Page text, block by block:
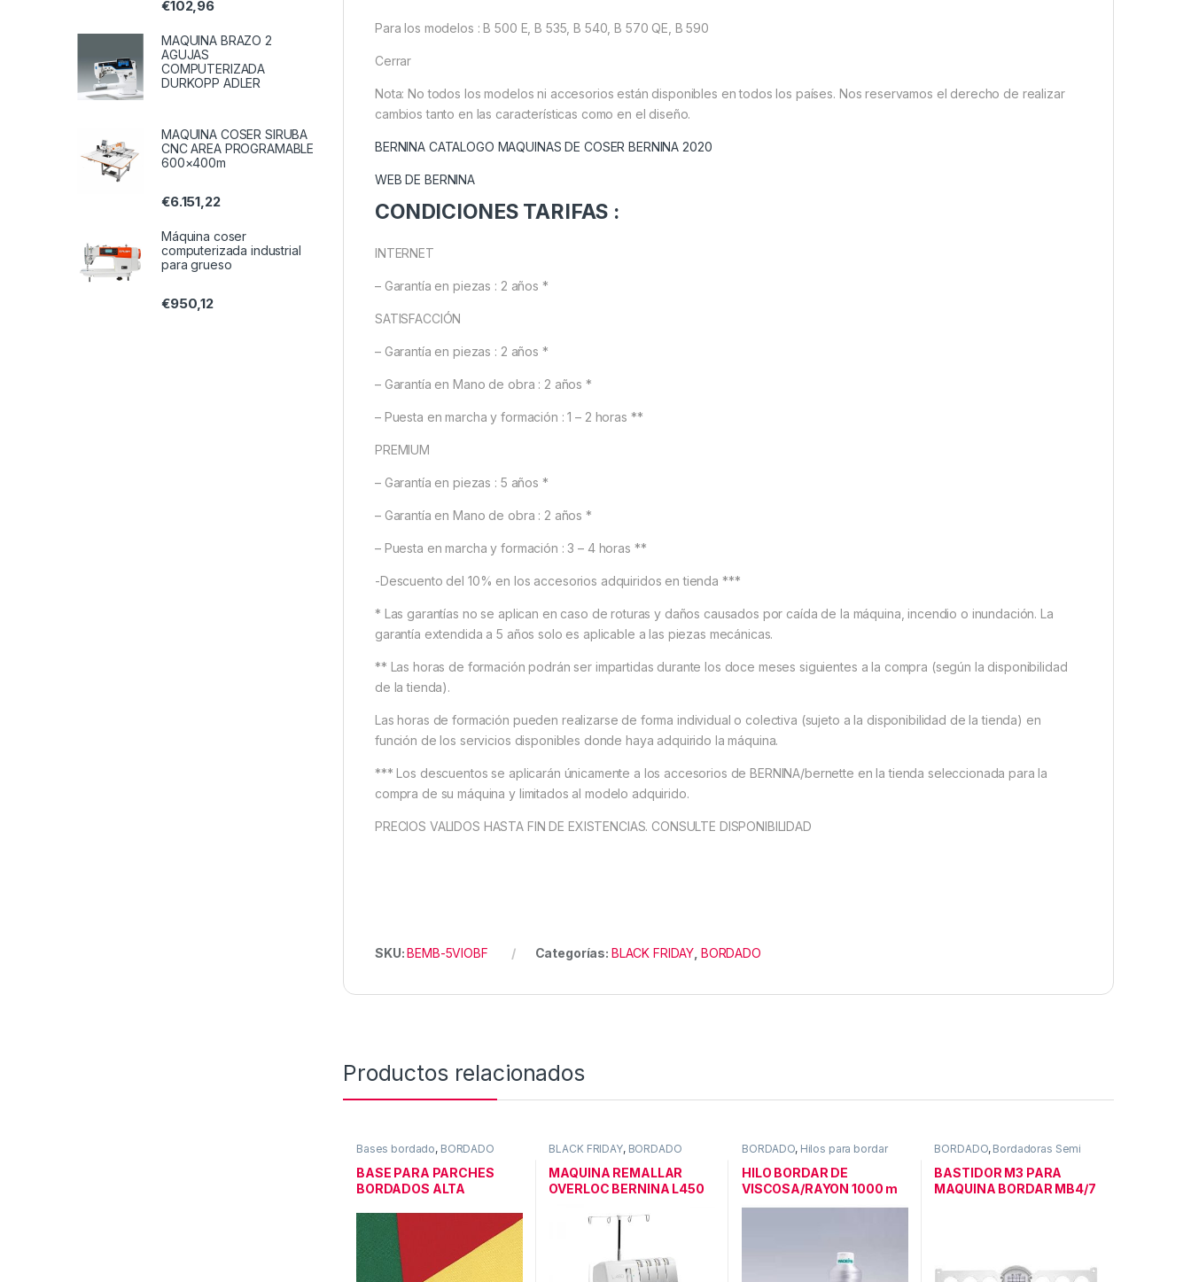
Para los modelos : B 500 E, B 535, B 540, B 570 QE, B 590
Cerrar
Nota: No todos los modelos ni accesorios están disponibles en todos los países. Nos reservamos el derecho de realizar
cambios tanto en las características como en el diseño.
BERNINA CATALOGO MAQUINAS DE COSER BERNINA 2020
WEB DE BERNINA
CONDICIONES TARIFAS :
INTERNET
– Garantía en piezas : 2 años *
SATISFACCIÓN
– Garantía en piezas : 2 años *
– Garantía en Mano de obra : 2 años *
– Puesta en marcha y formación : 1 – 2 horas **
PREMIUM
– Garantía en piezas : 5 años *
– Garantía en Mano de obra : 2 años *
– Puesta en marcha y formación : 3 – 4 horas **
-Descuento del 10% en los accesorios adquiridos en tienda ***
* Las garantías no se aplican en caso de roturas y daños causados por caída de la máquina, incendio o inundación. La
garantía extendida a 5 años solo es aplicable a las piezas mecánicas.
** Las horas de formación podrán ser impartidas durante los doce meses siguientes a la compra (según la disponibilidad
de la tienda).
Las horas de formación pueden realizarse de forma individual o colectiva (sujeto a la disponibilidad de la tienda) en
función de los servicios disponibles donde haya adquirido la máquina.
*** Los descuentos se aplicarán únicamente a los accesorios de BERNINA/bernette en la tienda seleccionada para la
compra de su máquina y limitados al modelo adquirido.
PRECIOS VALIDOS HASTA FIN DE EXISTENCIAS. CONSULTE DISPONIBILIDAD
SKU:BEMB-5VIOBF Categorías: BLACK FRIDAY BORDADO
Productos relacionados
Bases bordado, BORDADO
BASE PARA PARCHES
BORDADOS ALTA
BLACK FRIDAY, BORDADO
MAQUINA REMALLAR
OVERLOC BERNINA L450
BORDADO, Hilos para bordar
HILO BORDAR DE
VISCOSA/RAYON 1000 m
MADE IN GERMAN
BORDADO, Bordadoras Semi
BASTIDOR M3 PARA
MAQUINA BORDAR MB4/7
€102,96
MAQUINA BRAZO 2
AGUJAS
COMPUTERIZADA
DURKOPP ADLER
MAQUINA COSER SIRUBA
CNC AREA PROGRAMABLE
600×400m
€6.151,22
Máquina coser
computerizada industrial
para grueso
€950,12